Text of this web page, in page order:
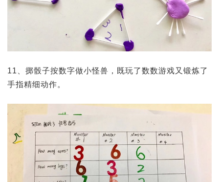
11、掷骰子按数字做小怪兽，既玩了数数游戏又锻炼了
手指精细动作。